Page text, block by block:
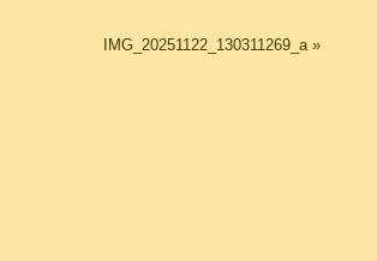
IMG_20251122_130311269_a»